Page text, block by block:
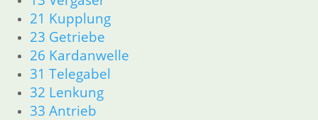
21 Kupplung
23 Getriebe
26 Kardanwelle
31 Telegabel
32 Lenkung
33 Antrieb
61 Fahrzeugelektrik
62 Instrumente
63 Scheinwerfer
R80/100 R80/100 RT 1980 bis 1984
11 Motor
Dichtungen
Kolben/Kolbenringe